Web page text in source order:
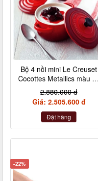
Bộ 4 nồi mini Le Creuset
Cocottes Metallics màu đỏ
cherry 10cm
2.880.000 đ
Giá: 2.505.600 đ
Đặt hàng
-22%